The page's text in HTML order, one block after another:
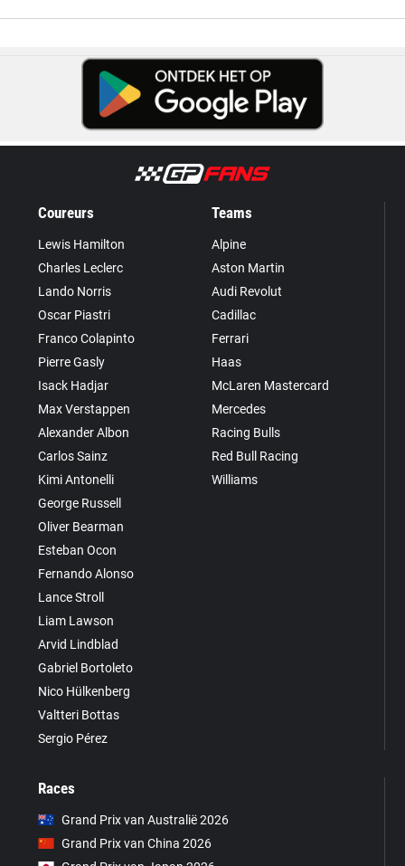
Coureurs
Lewis Hamilton
Charles Leclerc
Lando Norris
Oscar Piastri
Franco Colapinto
Pierre Gasly
Isack Hadjar
Max Verstappen
Alexander Albon
Carlos Sainz
Kimi Antonelli
George Russell
Oliver Bearman
Esteban Ocon
Fernando Alonso
Lance Stroll
Liam Lawson
Arvid Lindblad
Gabriel Bortoleto
Nico Hülkenberg
Valtteri Bottas
Sergio Pérez
Teams
Alpine
Aston Martin
Audi Revolut
Cadillac
Ferrari
Haas
McLaren Mastercard
Mercedes
Racing Bulls
Red Bull Racing
Williams
Races
Grand Prix van Australië 2026
Grand Prix van China 2026